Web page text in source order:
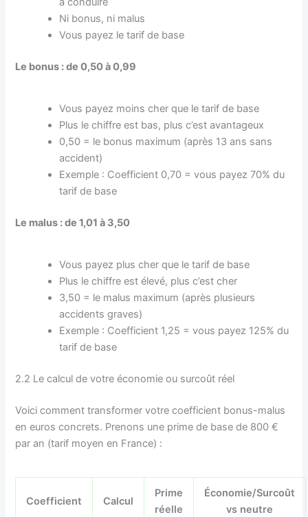
Ni bonus, ni malus
Vous payez le tarif de base
Le bonus : de 0,50 à 0,99
Vous payez moins cher que le tarif de base
Plus le chiffre est bas, plus c’est avantageux
0,50 = le bonus maximum (après 13 ans sans
accident)
Exemple : Coefficient 0,70 = vous payez 70% du
tarif de base
Le malus : de 1,01 à 3,50
Vous payez plus cher que le tarif de base
Plus le chiffre est élevé, plus c’est cher
3,50 = le malus maximum (après plusieurs
accidents graves)
Exemple : Coefficient 1,25 = vous payez 125% du
tarif de base
2.2 Le calcul de votre économie ou surcoût réel
Voici comment transformer votre coefficient bonus-malus
en euros concrets. Prenons une prime de base de 800 €
par an (tarif moyen en France) :
Coefficient Calcul
Prime
réelle
Économie/Surcoût
vs neutre